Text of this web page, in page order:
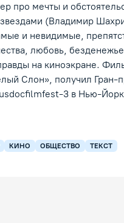
про мечты и
(Владимир
и невидимые,
любовь,
на киноэкране.
Слон», получил Гран-
3 в Нью-
КИНО ОБЩЕСТВО ТЕКСТ